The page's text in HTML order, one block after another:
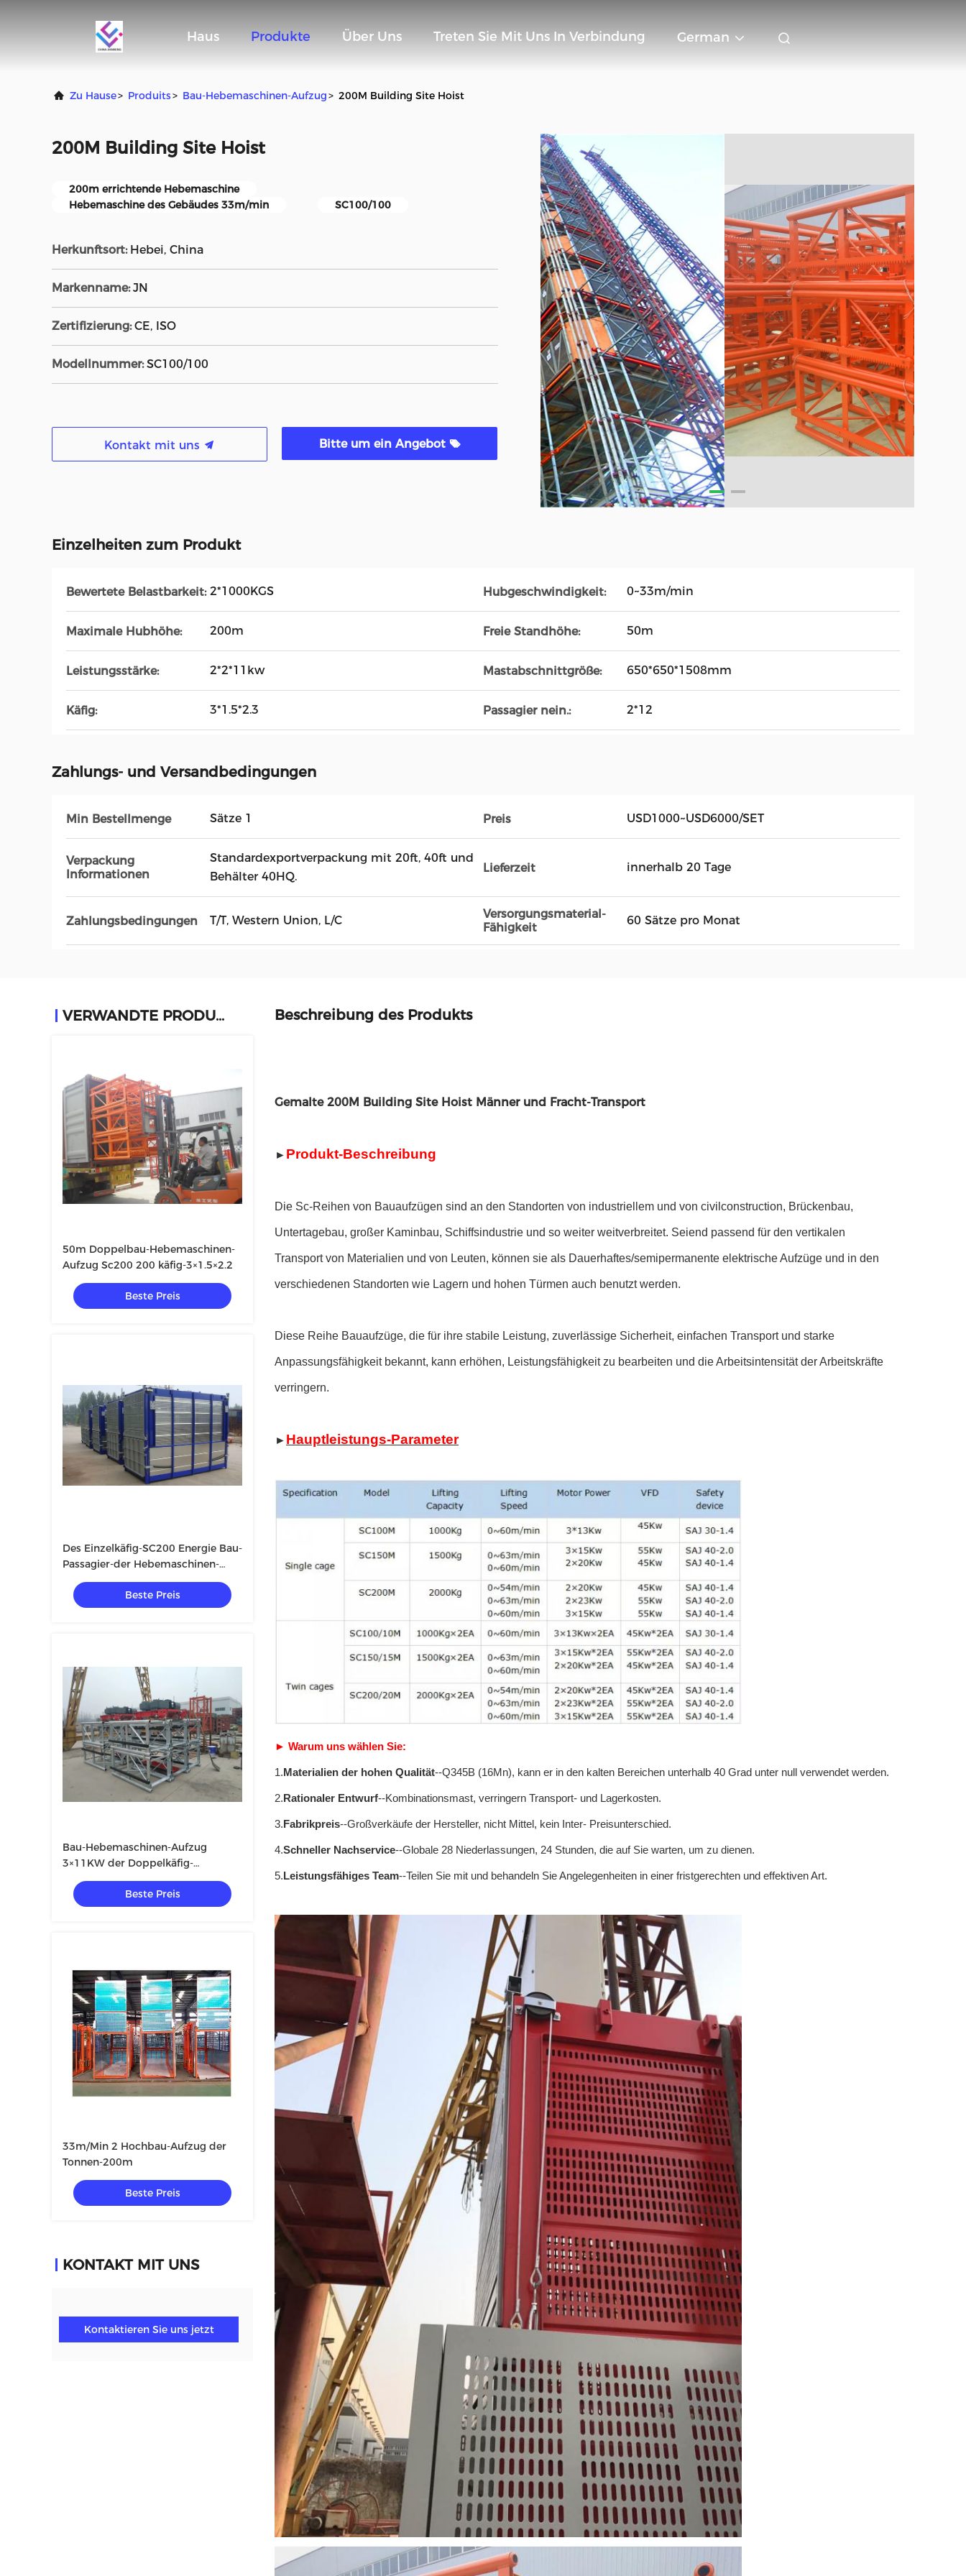
Haus Produkte Über Uns Treten Sie Mit Uns In Verbindung German
Zu Hause> Produits> Bau-Hebemaschinen-Aufzug> 200M Building Site Hoist
200M Building Site Hoist
200m errichtende Hebemaschine
Hebemaschine des Gebäudes 33m/min
SC100/100
Herkunftsort: Hebei, China
Markenname: JN
Zertifizierung: CE, ISO
Modellnummer: SC100/100
Kontakt mit uns Bitte um ein Angebot
Einzelheiten zum Produkt
Bewertete Belastbarkeit: 2*1000KGS Hubgeschwindigkeit: 0~33m/min
Maximale Hubhöhe: 200m Freie Standhöhe: 50m
Leistungsstärke: 2*2*11kw Mastabschnittgröße: 650*650*1508mm
Käfig: 3*1.5*2.3 Passagier nein.: 2*12
Zahlungs- und Versandbedingungen
Min Bestellmenge Sätze 1 Preis USD1000~USD6000/SET
Verpackung
Informationen
Standardexportverpackung mit 20ft, 40ft und
Behälter 40HQ.
Lieferzeit innerhalb 20 Tage
Zahlungsbedingungen T/T, Western Union, L/C
Versorgungsmaterial-
Fähigkeit
60 Sätze pro Monat
VERWANDTE PRODUKTE
50m Doppelbau-Hebemaschinen-
Aufzug Sc200 200 käfig-3×1.5×2.2
Beste Preis
Des Einzelkäfig-SC200 Energie Bau-
Passagier-der Hebemaschinen-
3×11KW
Beste Preis
Bau-Hebemaschinen-Aufzug
3×11KW der Doppelkäfig-
SC200/200
Beste Preis
33m/Min 2 Hochbau-Aufzug der
Tonnen-200m
Beste Preis
KONTAKT MIT UNS
Kontaktieren Sie uns jetzt
Beschreibung des Produkts
Gemalte 200M Building Site Hoist Männer und Fracht-Transport
► Produkt-Beschreibung
Die Sc-Reihen von Bauaufzügen sind an den Standorten von industriellem und von civilconstruction, Brückenbau,
Untertagebau, großer Kaminbau, Schiffsindustrie und so weiter weitverbreitet. Seiend passend für den vertikalen
Transport von Materialien und von Leuten, können sie als Dauerhaftes/semipermanente elektrische Aufzüge und in den
verschiedenen Standorten wie Lagern und hohen Türmen auch benutzt werden.
Diese Reihe Bauaufzüge, die für ihre stabile Leistung, zuverlässige Sicherheit, einfachen Transport und starke
Anpassungsfähigkeit bekannt, kann erhöhen, Leistungsfähigkeit zu bearbeiten und die Arbeitsintensität der Arbeitskräfte
verringern.
► Hauptleistungs-Parameter
► Warum uns wählen Sie:
1.Materialien der hohen Qualität--Q345B (16Mn), kann er in den kalten Bereichen unterhalb 40 Grad unter null verwendet werden.
2.Rationaler Entwurf--Kombinationsmast, verringern Transport- und Lagerkosten.
3.Fabrikpreis--Großverkäufe der Hersteller, nicht Mittel, kein Inter- Preisunterschied.
4.Schneller Nachservice--Globale 28 Niederlassungen, 24 Stunden, die auf Sie warten, um zu dienen.
5.Leistungsfähiges Team--Teilen Sie mit und behandeln Sie Angelegenheiten in einer fristgerechten und effektiven Art.